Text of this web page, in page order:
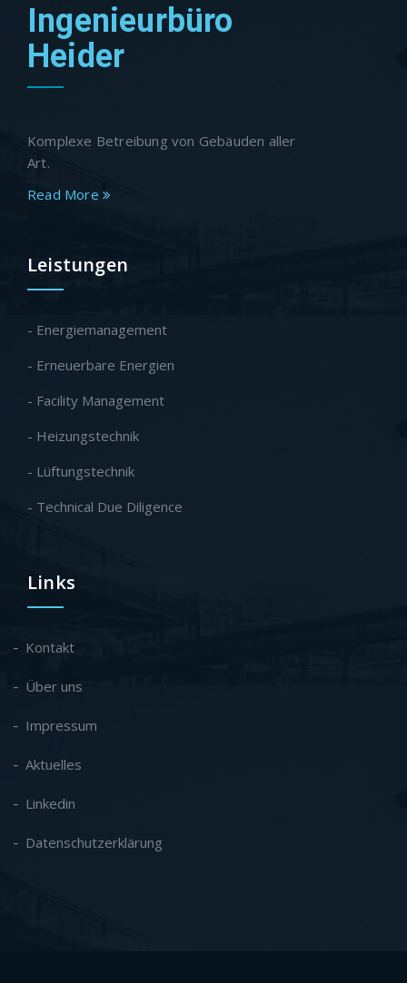
Ingenieurbüro
Heider
Komplexe Betreibung von Gebäuden aller
Art.
Read More
Leistungen
- Energiemanagement
- Erneuerbare Energien
- Facility Management
- Heizungstechnik
- Lüftungstechnik
- Technical Due Diligence
Links
Kontakt
Über uns
Impressum
Aktuelles
Linkedin
Datenschutzerklärung